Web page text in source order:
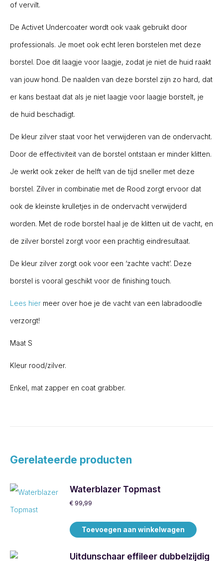
of vervilt.
De Activet Undercoater wordt ook vaak gebruikt door
professionals. Je moet ook echt leren borstelen met deze
borstel. Doe dit laagje voor laagje, zodat je niet de huid raakt
van jouw hond. De naalden van deze borstel zijn zo hard, dat
er kans bestaat dat als je niet laagje voor laagje borstelt, je
de huid beschadigt.
De kleur zilver staat voor het verwijderen van de ondervacht.
Door de effectiviteit van de borstel ontstaan er minder klitten.
Je werkt ook zeker de helft van de tijd sneller met deze
borstel. Zilver in combinatie met de Rood zorgt ervoor dat
ook de kleinste krulletjes in de ondervacht verwijderd
worden. Met de rode borstel haal je de klitten uit de vacht, en
de zilver borstel zorgt voor een prachtig eindresultaat.
De kleur zilver zorgt ook voor een ‘zachte vacht’. Deze
borstel is vooral geschikt voor de finishing touch.
Lees hier meer over hoe je de vacht van een labradoodle
verzorgt!
Maat S
Kleur rood/zilver.
Enkel, mat zapper en coat grabber.
Gerelateerde producten
Waterblazer Topmast
€ 99,99
Toevoegen aan winkelwagen
Uitdunschaar effileer dubbelzijdig